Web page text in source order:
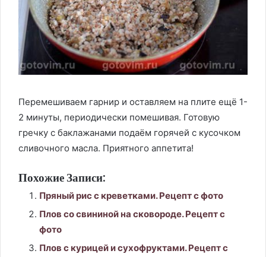
Перемешиваем гарнир и оставляем на плите ещё 1-
2 минуты, периодически помешивая. Готовую
гречку с баклажанами подаём горячей с кусочком
сливочного масла. Приятного аппетита!
Похожие Записи:
Пряный рис с креветками. Рецепт с фото
Плов со свининой на сковороде. Рецепт с
фото
Плов с курицей и сухофруктами. Рецепт с